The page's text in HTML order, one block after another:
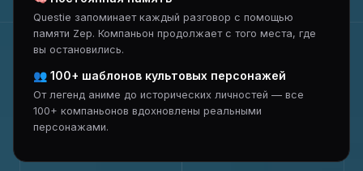
Questie запоминает каждый разговор с помощью
памяти Zep. Компаньон продолжает с того места, где
вы остановились.
👥 100+ шаблонов культовых персонажей
От легенд аниме до исторических личностей — все
100+ компаньонов вдохновлены реальными
персонажами.